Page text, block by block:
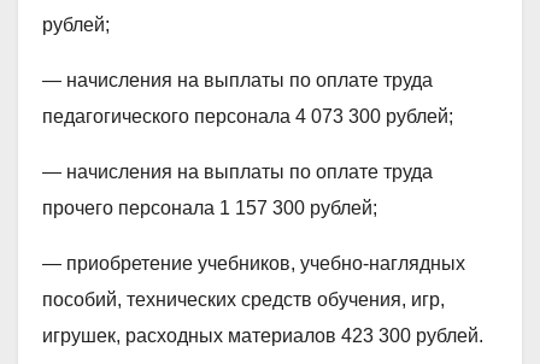
рублей;
— начисления на выплаты по оплате труда
педагогического персонала 4 073 300 рублей;
— начисления на выплаты по оплате труда
прочего персонала 1 157 300 рублей;
— приобретение учебников, учебно-наглядных
пособий, технических средств обучения, игр,
игрушек, расходных материалов 423 300 рублей.